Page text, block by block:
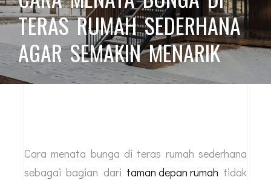
TERAS RUMAH SEDERHANA
AGAR SEMAKIN MENARIK
Cara menata bunga di teras rumah sederhana
sebagai bagian dari taman depan rumah tidak